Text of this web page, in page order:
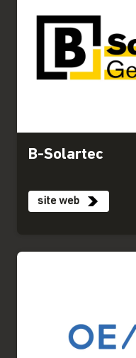
B-Solartec
site web